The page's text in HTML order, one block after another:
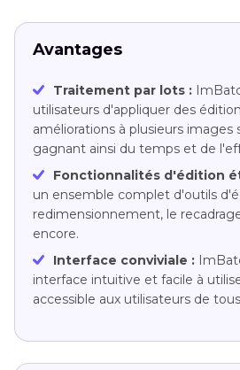
Avantages
Traitement par lots :
utilisateurs d'appliquer des
améliorations à plusieurs
gagnant ainsi du temps et de
Fonctionnalités d'édition
un ensemble complet d'outils
redimensionnement, le
encore.
Interface conviviale :
interface intuitive et facile à
accessible aux utilisateurs de